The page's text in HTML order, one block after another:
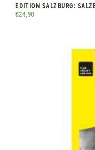
EDITION SALZBURG:
€24,90